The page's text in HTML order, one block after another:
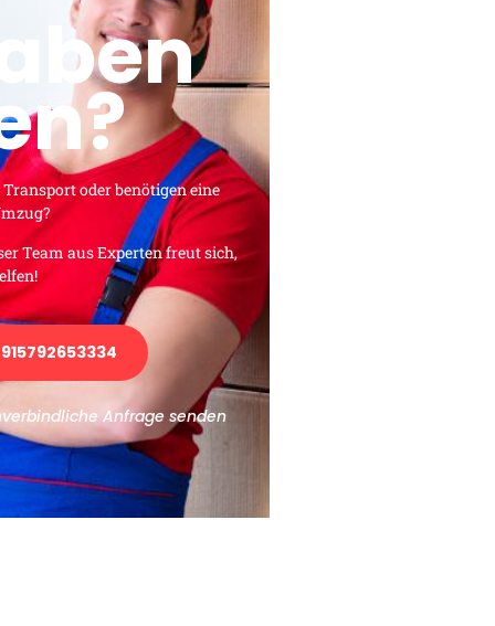
oder benötigen eine
Team aus Experten freut sich,
Anfrage senden